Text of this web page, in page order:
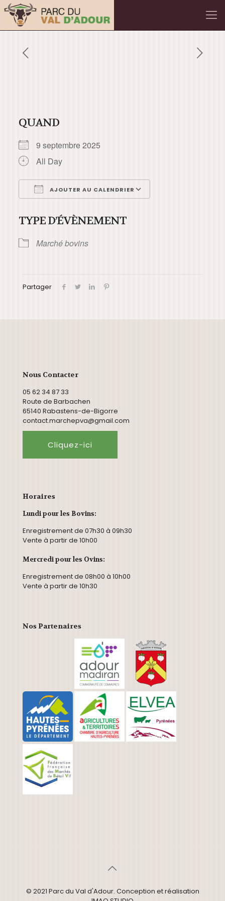
QUAND
9 septembre 2025
All Day
AJOUTER AU CALENDRIER
TYPE D’ÉVÈNEMENT
Marché bovins
Partager
Nous Contacter
05 62 34 87 33
Route de Barbachen
65140 Rabastens-de-Bigorre
contact.marchepva@gmail.com
Cliquez-ici
Horaires
Lundi pour les Bovins:
Enregistrement de 07h30 à 09h30
Vente à partir de 10h00
Mercredi pour les Ovins:
Enregistrement de 08h00 à 10h00
Vente à partir de 10h30
Nos Partenaires
© 2021 Parc du Val d'Adour. Conception et réalisation